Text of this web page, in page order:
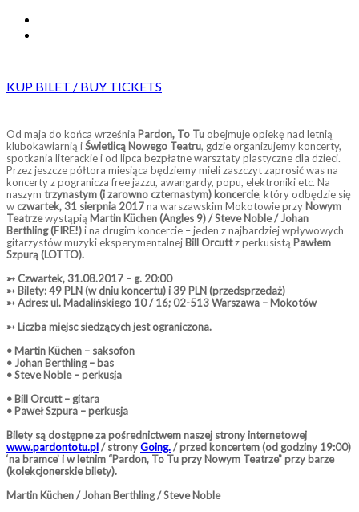
KUP BILET / BUY TICKETS
Od maja do końca września Pardon, To Tu obejmuje opiekę nad letnią
klubokawiarnią iŚwietlicą Nowego Teatru, gdzie organizujemy koncerty,
spotkania literackie i od lipca bezpłatne warsztaty plastyczne dla dzieci.
Przez jeszcze półtora miesiąca będziemy mieli zaszczyt zaprosić was na
koncerty z pogranicza free jazzu, awangardy, popu, elektroniki etc. Na
naszym trzynastym (i zarowno czternastym) koncercie, który odbędzie się
w czwartek, 31 sierpnia 2017na warszawskim Mokotowie przy Nowym
Teatrzewystąpią Martin Küchen (Angles 9) / Steve Noble / Johan
Berthling (FIRE!)i na drugim koncercie – jeden z najbardziej wpływowych
gitarzystów muzyki eksperymentalnej Bill Orcuttz perkusistą Pawłem
Szpurą (LOTTO).
➳ Czwartek, 31.08.2017 – g. 20:00
➳ Bilety: 49 PLN (w dniu koncertu) i 39 PLN (przedsprzedaż)
➳ Adres: ul. Madalińskiego 10 / 16; 02-513 Warszawa – Mokotów
➳ Liczba miejsc siedzących jest ograniczona.
• Martin Küchen – saksofon
• Johan Berthling – bas
• Steve Noble – perkusja
• Bill Orcutt – gitara
• Paweł Szpura – perkusja
Bilety są dostępne za pośrednictwem naszej strony internetowej
www.pardontotu.pl/ stronyGoing./ przed koncertem (od godziny 19:00)
‘na bramce’ i w letnim “Pardon, To Tu przy Nowym Teatrze” przy barze
(kolekcjonerskie bilety).
Martin Küchen / Johan Berthling / Steve Noble